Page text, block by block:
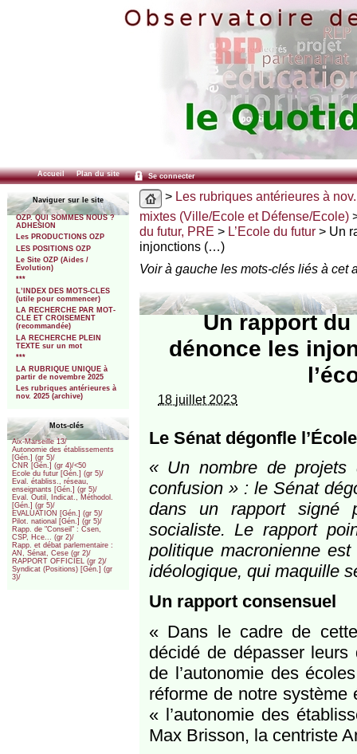
Accueil Plan du site Se connecter
Naviguer sur le site
OZP. QUI SOMMES NOUS ?
ADHESION
Les PRODUCTIONS OZP
LES POSITIONS OZP
Le Site OZP (Aides /
Evolution)
***
L’INDEX DES MOTS-CLES
(utile pour commencer)
LA RECHERCHE PAR MOT-
CLE ET CROISEMENT
(recommandée)
LA RECHERCHE PLEIN
TEXTE sur un mot
***
LA RUBRIQUE UNIQUE à
partir de novembre 2025
Les rubriques antérieures à
nov. 2025 (archive)
Mots-clés
Aix-Marseille 13/
Autonomie des établissements
[Gén.] (gr 5)/
CNR [Gén.] (gr 4)/<50
Ecole du futur [Gén.] (gr 5)/
Eval. établiss., réseau,
enseignants [Gén.] (gr 5)/
Eval. Outil, Indicat., Méthodol.
[Gén.] (gr 5)/
EVALUATION [Gén.] (gr 5)/
Pilot. national [Gén.] (gr 5)/
Rapp. de "Conseil" : Csen,
CSP, Hce... (gr 2)/
Rapp. et débat parlementaire :
AN, Sénat, Cese (gr 2)/
RAPPORT OFFICIEL (gr 2)/
Syndicat (Positions) [Gén.] (gr
3)/
> Les rubriques antérieures à
mixtes (Ville/Ecole et Défense/Ecole)
du futur, PRE > L’Ecole du futur> Un
injonctions (…)
Voir à gauche les mots-clés liés à cet
Un rapport
dénonce les
18 juillet 2023
Le Sénat dégonfle
« Un nombre de
confusion » : le Sénat
dans un rapport signé
socialiste. Le rapport
politique macronienne
idéologique, qui maquille
Un rapport consensuel
« Dans le cadre de
décidé de dépasser leurs
de l’autonomie des
réforme de notre
« l’autonomie des
Max Brisson, la centriste